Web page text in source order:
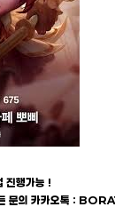
진행가능 !
문의 카카오톡 :